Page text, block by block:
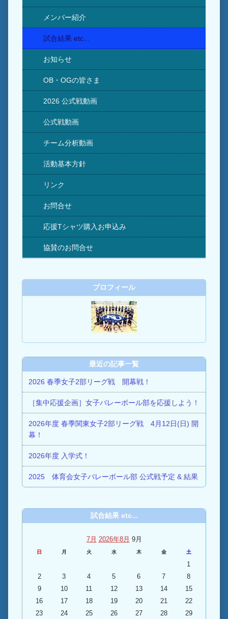
メンバー紹介
試合結果 etc...
お知らせ
OB・OGの皆さま
2026 公式戦動画
公式戦動画
チーム分析動画
活動基本方針
リンク
お問合せ
応援Tシャツ購入お申込み
協賛のお問合せ
プロフィール
最近の記事一覧
2026 春季女子2部リーグ戦 開幕戦！
［集中応援企画］女子バレーボール部を応援しよう！
2026年度 春季関東女子2部リーグ戦 4月12日(日) 開
幕！
2026年度 入学式！
2025 体育会女子バレーボール部 公式戦予定 & 結果
試合結果 etc...
7月 2026年8月 9月
日 月 火 水 木 金 土
1
2
3 4 5 6 7
8
9
10 11 12 13 14
15
16
17 18 19 20 21
22
23
24 25 26 27 28
29